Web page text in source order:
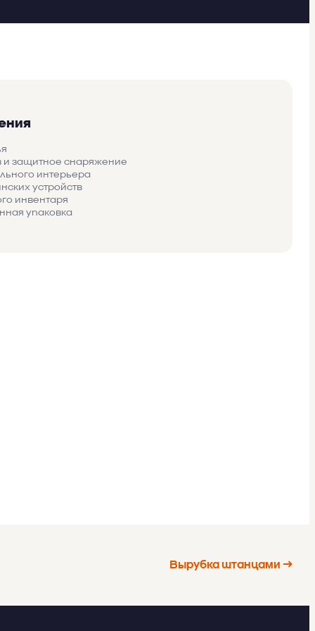
защитное снаряжение
интерьера
устройств
инвентаря
упаковка
Вырубка штанцами →